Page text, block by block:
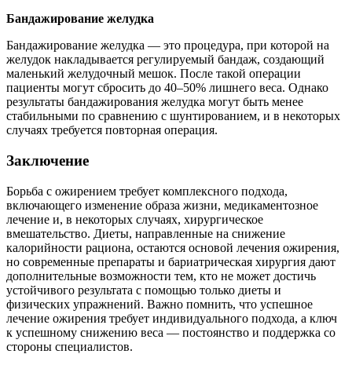
Бандажирование желудка
Бандажирование желудка — это процедура, при которой на
желудок накладывается регулируемый бандаж, создающий
маленький желудочный мешок. После такой операции
пациенты могут сбросить до 40–50% лишнего веса. Однако
результаты бандажирования желудка могут быть менее
стабильными по сравнению с шунтированием, и в некоторых
случаях требуется повторная операция.
Заключение
Борьба с ожирением требует комплексного подхода,
включающего изменение образа жизни, медикаментозное
лечение и, в некоторых случаях, хирургическое
вмешательство. Диеты, направленные на снижение
калорийности рациона, остаются основой лечения ожирения,
но современные препараты и бариатрическая хирургия дают
дополнительные возможности тем, кто не может достичь
устойчивого результата с помощью только диеты и
физических упражнений. Важно помнить, что успешное
лечение ожирения требует индивидуального подхода, а ключ
к успешному снижению веса — постоянство и поддержка со
стороны специалистов.